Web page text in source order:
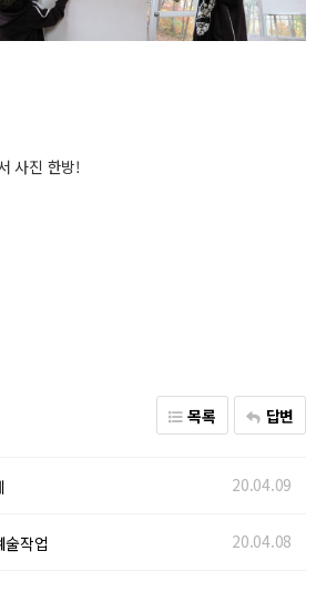
사진 한방!
목록 답변
20.04.09
술작업 20.04.08